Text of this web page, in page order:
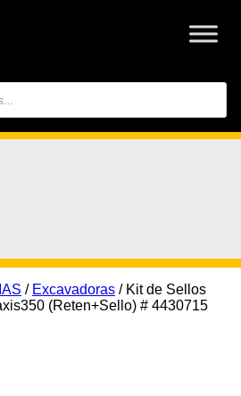
/ Excavadoras / Kit de Sellos
(Reten+Sello) # 4430715